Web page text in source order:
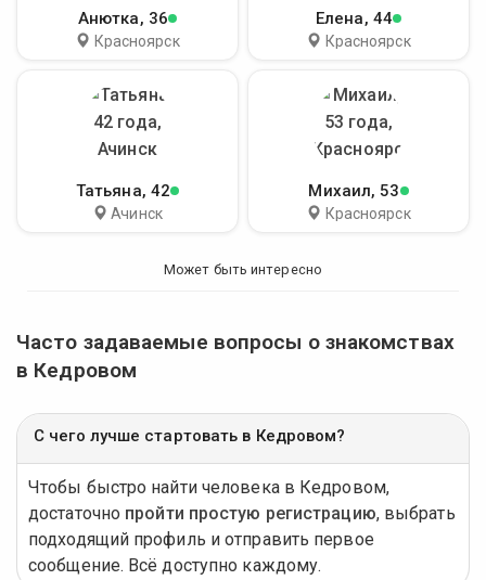
Анютка, 36
Красноярск
Елена, 44
Красноярск
Татьяна, 42
Ачинск
Михаил, 53
Красноярск
Может быть интересно
Часто задаваемые вопросы о знакомствах
в Кедровом
С чего лучше стартовать в Кедровом?
Чтобы быстро найти человека в Кедровом,
достаточно пройти простую регистрацию, выбрать
подходящий профиль и отправить первое
сообщение. Всё доступно каждому.